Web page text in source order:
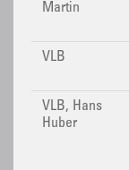
Martin
VLB
VLB, Hans
Huber